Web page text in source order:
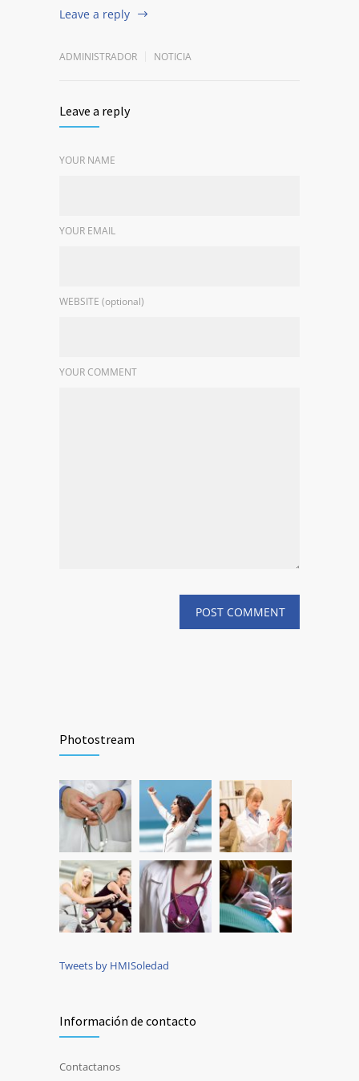
Leave a reply
ADMINISTRADOR NOTICIA
Leave a reply
YOUR NAME
YOUR EMAIL
WEBSITE (optional)
YOUR COMMENT
Photostream
Tweets by HMISoledad
Información de contacto
Contactanos